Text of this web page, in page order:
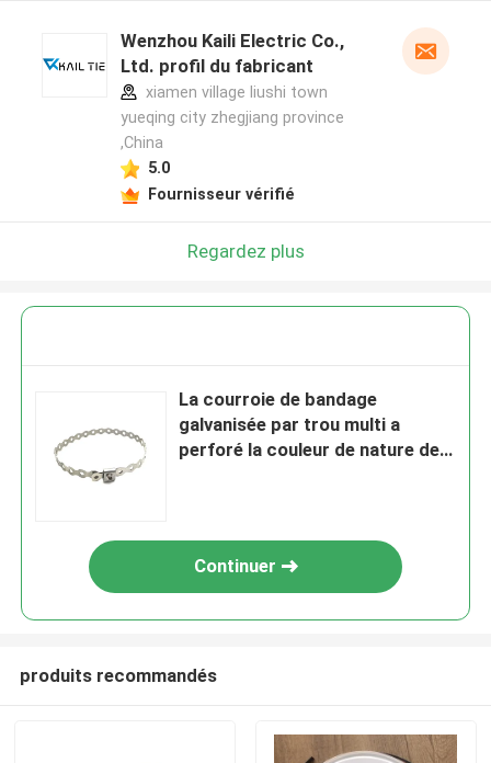
Wenzhou Kaili Electric Co.,
Ltd. profil du fabricant
xiamen village liushi town
yueqing city zhegjiang province
,China
5.0
Fournisseur vérifié
Regardez plus
La courroie de bandage
galvanisée par trou multi a
perforé la couleur de nature de 1
Continuer
produits recommandés